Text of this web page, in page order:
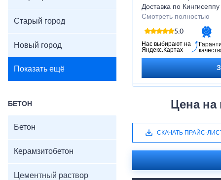
Старый город
Новый город
Показать ещё
БЕТОН
Бетон
Керамзитобетон
Цементный раствор
Доставка по
фиксированному
Смотреть полностью
5.0
Нас выбирают на
Яндекс.Картах
Цена
СКАЧАТЬ ПРАЙС-